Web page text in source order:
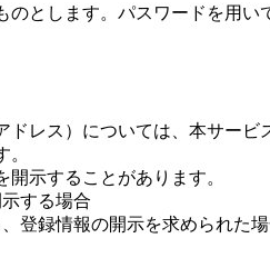
とします。パスワードを用
レス）については、本サー
示することがあります。
する場合
登録情報の開示を求められた